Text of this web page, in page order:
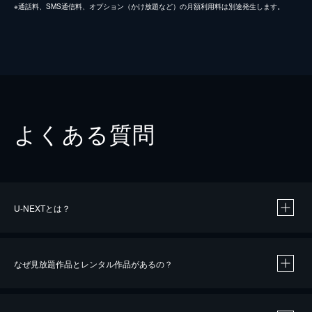
※通話料、SMS通信料、オプション（かけ放題など）の月額利用料は別途発生します。
よくある質問
U-NEXTとは？
なぜ見放題作品とレンタル作品があるの？